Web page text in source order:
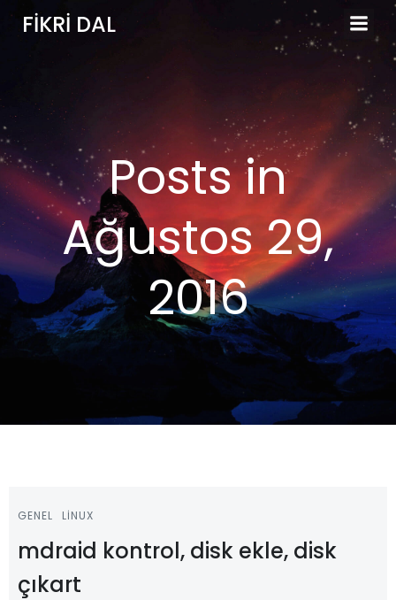
geç
FIKRI DAL
Posts in
Ağustos 29,
2016
GENEL LINUX
mdraid kontrol, disk ekle, disk
çıkart